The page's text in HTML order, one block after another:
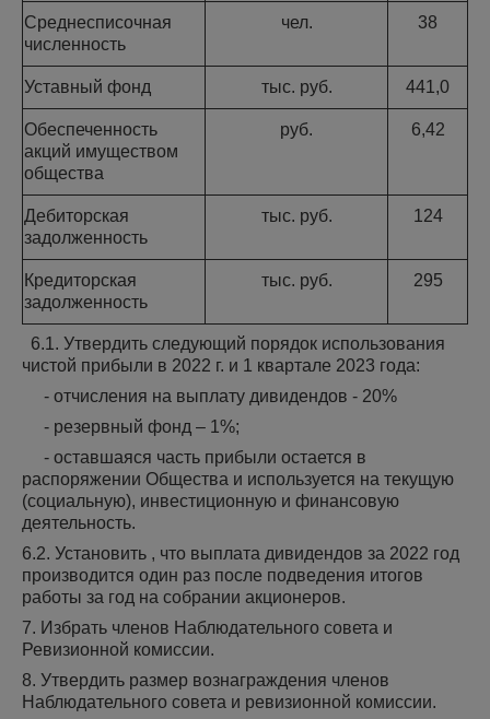
Среднесписочная
численность
чел. 38
Уставный фонд тыс. руб. 441,0
Обеспеченность
акций имуществом
общества
руб. 6,42
Дебиторская
задолженность
тыс. руб. 124
Кредиторская
задолженность
тыс. руб. 295
6.1. Утвердить следующий порядок использования
чистой прибыли в 2022 г. и 1 квартале 2023 года:
- отчисления на выплату дивидендов - 20%
- резервный фонд – 1%;
- оставшаяся часть прибыли остается в
распоряжении Общества и используется на текущую
(социальную), инвестиционную и финансовую
деятельность.
6.2. Установить , что выплата дивидендов за 2022 год
производится один раз после подведения итогов
работы за год на собрании акционеров.
7. Избрать членов Наблюдательного совета и
Ревизионной комиссии.
8. Утвердить размер вознаграждения членов
Наблюдательного совета и ревизионной комиссии.